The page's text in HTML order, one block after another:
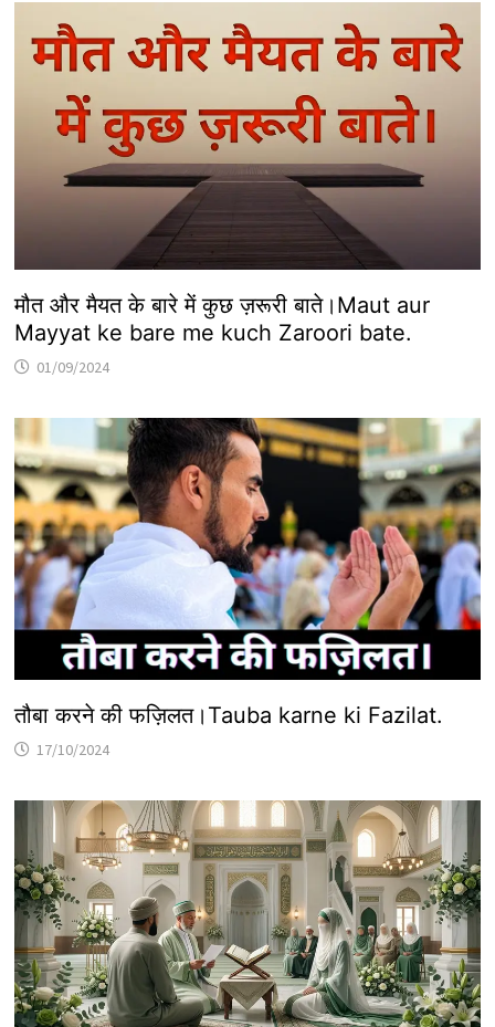
मौत और मैयत के बारे में कुछ ज़रूरी बाते।Maut aur
Mayyat ke bare me kuch Zaroori bate.
01/09/2024
तौबा करने की फज़िलत।Tauba karne ki Fazilat.
17/10/2024